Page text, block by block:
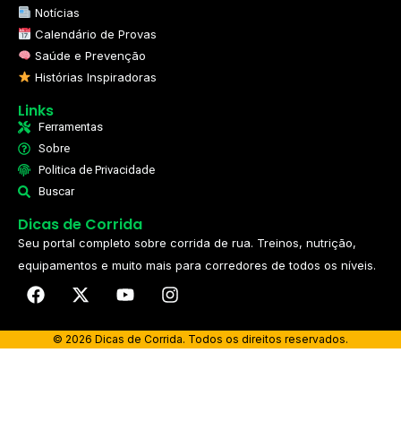
Notícias
Calendário de Provas
Saúde e Prevenção
Histórias Inspiradoras
Links
Ferramentas
Sobre
Politica de Privacidade
Buscar
Dicas de Corrida
Seu portal completo sobre corrida de rua. Treinos, nutrição,
equipamentos e muito mais para corredores de todos os níveis.​
© 2026 Dicas de Corrida. Todos os direitos reservados.